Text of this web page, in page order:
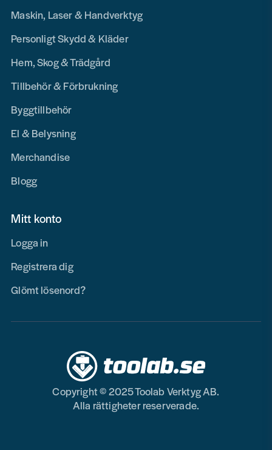
Maskin, Laser & Handverktyg
Personligt Skydd & Kläder
Hem, Skog & Trädgård
Tillbehör & Förbrukning
Byggtillbehör
El & Belysning
Merchandise
Blogg
Mitt konto
Logga in
Registrera dig
Glömt lösenord?
Copyright © 2025 Toolab Verktyg AB.
Alla rättigheter reserverade.